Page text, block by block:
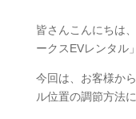
皆さんこんにちは
ークスEVレンタル
今回は、お客様か
ル位置の調節方法